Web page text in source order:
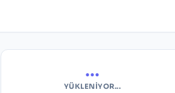
...
YÜKLENIYOR...